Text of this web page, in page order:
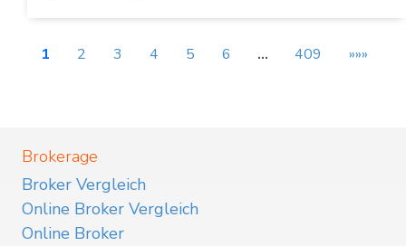
1 2 3 4 5 6 … 409 »»»
Brokerage
Broker Vergleich
Online Broker Vergleich
Online Broker